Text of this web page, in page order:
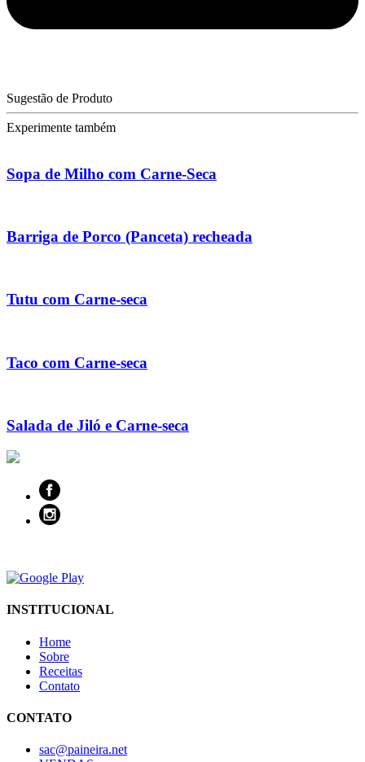
Sugestão de Produto
Experimente também
Sopa de Milho com Carne-Seca
Barriga de Porco (Panceta) recheada
Tutu com Carne-seca
Taco com Carne-seca
Salada de Jiló e Carne-seca
INSTITUCIONAL
Home
Sobre
Receitas
Contato
CONTATO
sac@paineira.net